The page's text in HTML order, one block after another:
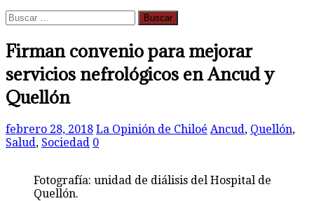
Buscar:
Firman convenio para mejorar
servicios nefrológicos en Ancud y
Quellón
febrero 28, 2018 La Opinión de Chiloé Ancud, Quellón,
Salud, Sociedad 0
Fotografía: unidad de diálisis del Hospital de
Quellón.